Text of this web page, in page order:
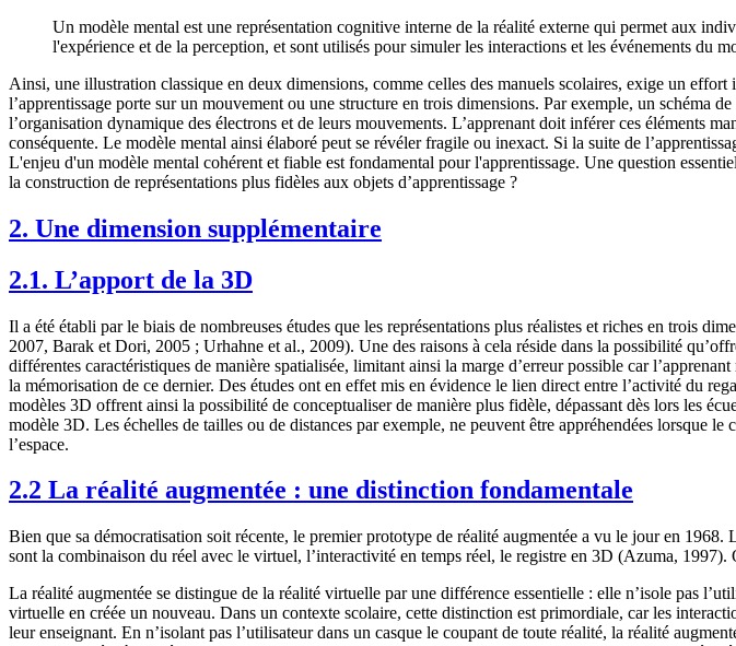
Un modèle mental est une représentation cognitive interne de la réalité externe qui permet aux
l'expérience et de la perception, et sont utilisés pour simuler les interactions et les événements du
Ainsi, une illustration classique en deux dimensions, comme celles des manuels scolaires, exige un effort
l’apprentissage porte sur un mouvement ou une structure en trois dimensions. Par exemple, un schéma
l’organisation dynamique des électrons et de leurs mouvements. L’apprenant doit inférer ces éléments
conséquente. Le modèle mental ainsi élaboré peut se révéler fragile ou inexact. Si la suite de
L'enjeu d'un modèle mental cohérent et fiable est fondamental pour l'apprentissage. Une question
la construction de représentations plus fidèles aux objets d’apprentissage ?
2. Une dimension supplémentaire
2.1. L’apport de la 3D
Il a été établi par le biais de nombreuses études que les représentations plus réalistes et riches en trois
2007, Barak et Dori, 2005 ; Urhahne et al., 2009). Une des raisons à cela réside dans la possibilité
différentes caractéristiques de manière spatialisée, limitant ainsi la marge d’erreur possible car
la mémorisation de ce dernier. Des études ont en effet mis en évidence le lien direct entre l’activité du
modèles 3D offrent ainsi la possibilité de conceptualiser de manière plus fidèle, dépassant dès lors les
modèle 3D. Les échelles de tailles ou de distances par exemple, ne peuvent être appréhendées lorsque
l’espace.
2.2 La réalité augmentée : une distinction fondamentale
Bien que sa démocratisation soit récente, le premier prototype de réalité augmentée a vu le jour en
sont la combinaison du réel avec le virtuel, l’interactivité en temps réel, le registre en 3D (Azuma,
La réalité augmentée se distingue de la réalité virtuelle par une différence essentielle : elle n’isole pas
virtuelle en créée un nouveau. Dans un contexte scolaire, cette distinction est primordiale, car les
leur enseignant. En n’isolant pas l’utilisateur dans un casque le coupant de toute réalité, la réalité